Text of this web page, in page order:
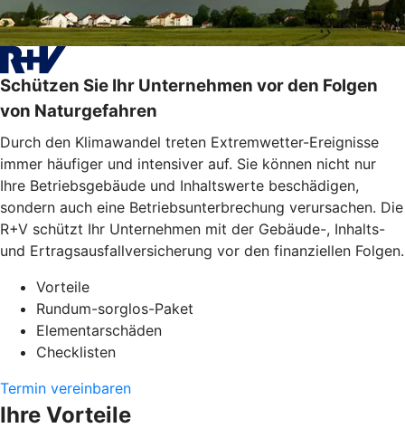
Schützen Sie Ihr Unternehmen vor den Folgen
von Naturgefahren
Durch den Klimawandel treten Extremwetter-Ereignisse
immer häufiger und intensiver auf. Sie können nicht nur
Ihre Betriebsgebäude und Inhaltswerte beschädigen,
sondern auch eine Betriebsunterbrechung verursachen. Die
R+V schützt Ihr Unternehmen mit der Gebäude-, Inhalts-
und Ertragsausfallversicherung vor den finanziellen Folgen.
Vorteile
Rundum-sorglos-Paket
Elementarschäden
Checklisten
Termin vereinbaren
Ihre Vorteile